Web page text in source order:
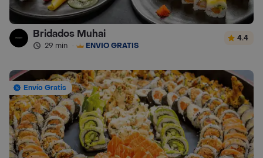
Bridados Muhai
29 min · ENVÍO GRATIS
4.4
Envío Gratis